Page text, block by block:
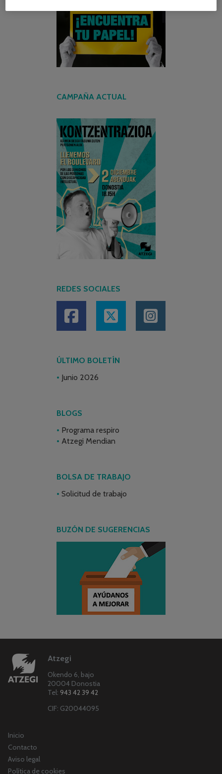
CAMPAÑA ACTUAL
REDES SOCIALES
ÚLTIMO BOLETÍN
Junio 2026
BLOGS
Programa respiro
Atzegi Mendian
BOLSA DE TRABAJO
Solicitud de trabajo
BUZÓN DE SUGERENCIAS
Atzegi
Okendo 6, bajo
20004 Donostia
Tel: 943 42 39 42
CIF: G20044095
Inicio
Contacto
Aviso legal
Política de cookies